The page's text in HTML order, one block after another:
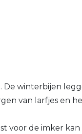
De winterbijen
van larfjes en
voor de imker kan